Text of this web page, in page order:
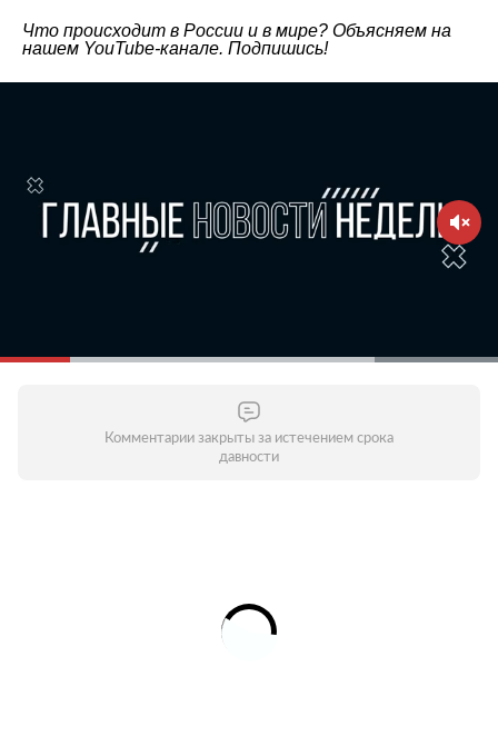
Что происходит в России и в мире? Объясняем на
нашем YouTube-канале. Подпишись!
Комментарии закрыты за истечением срока
давности